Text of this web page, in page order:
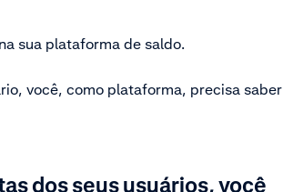
sua plataforma de saldo.
você, como plataforma, precisa saber
dos seus usuários, você